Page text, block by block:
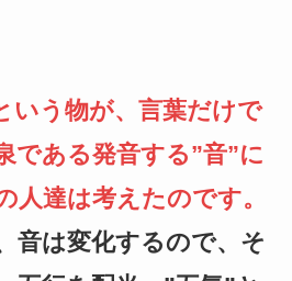
いう物が、言葉だけで
である発音する”音”に
人達は考えたのです。
音は変化するので、そ